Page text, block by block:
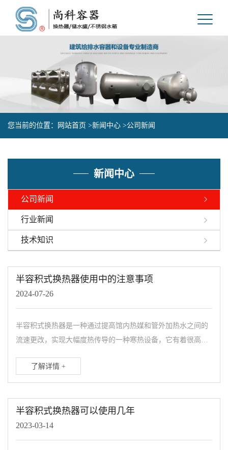
您当前的位置： 网站首页 >新闻中心 >公司新闻
新闻中心
公司新闻
行业新闻
技术知识
半容积式换热器使用中的注意事项
2024-07-26
半容积式换热器是一种通过提高馆内热媒和管外加热水之间的
流速更改，实现大幅度热传导的一种寒热设备，它有着很高的
半容积式换热器的身...
了解详情 +
半容积式换热器可以使用几年
2023-03-14